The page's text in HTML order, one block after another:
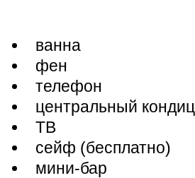
ванна
фен
телефон
центральный
ТВ
сейф (бесплатно)
мини-бар